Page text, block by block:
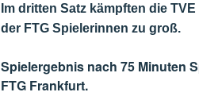
Im dritten Satz kämpften die
der FTG Spielerinnen zu groß.
Spielergebnis nach 75 Minuten
FTG Frankfurt.